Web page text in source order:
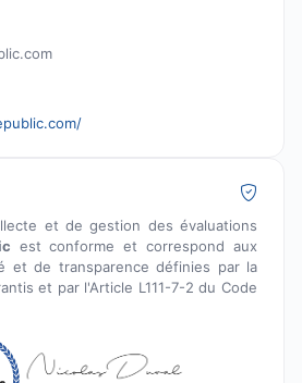
et de gestion des évaluations
est conforme et correspond aux
et de transparence définies par la
et par l'Article L111-7-2 du Code